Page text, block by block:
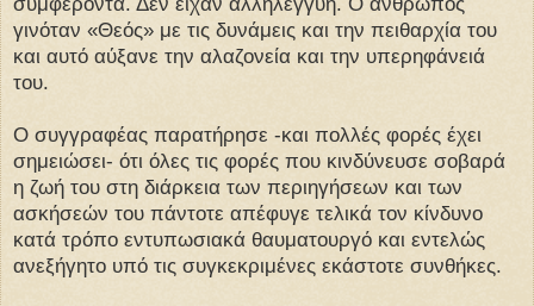
γινόταν «Θεός» με τις δυνάμεις και την πειθαρχία του
και αυτό αύξανε την αλαζονεία και την υπερηφάνειά
του.
Ο συγγραφέας παρατήρησε -και πολλές φορές έχει
σημειώσει- ότι όλες τις φορές που κινδύνευσε σοβαρά
η ζωή του στη διάρκεια των περιηγήσεων και των
ασκήσεών του πάντοτε απέφυγε τελικά τον κίνδυνο
κατά τρόπο εντυπωσιακά θαυματουργό και εντελώς
ανεξήγητο υπό τις συγκεκριμένες εκάστοτε συνθήκες.